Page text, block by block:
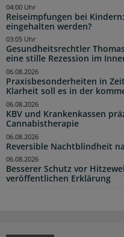
Reiseimpfungen bei
eingehalten werden?
04:00 Uhr
Gesundheitsrechtler
eine stille Rezession im
03:05 Uhr
Praxisbesonderheiten in
Klarheit soll es in der
06.08.2026
KBV und Krankenkassen
Cannabistherapie
06.08.2026
Reversible Nachtblindheit
06.08.2026
Besserer Schutz vor
veröffentlichen Erklärung
06.08.2026